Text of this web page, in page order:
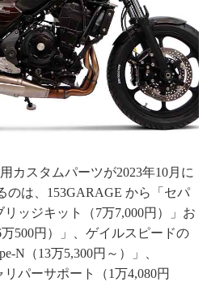
用カスタムパーツが2023年10月に
のは、153GARAGE から「セパ
ッジキット（7万7,000円）」お
500円）」、ゲイルスピードの
N（13万5,300円～）」、
パーサポート（1万4,080円